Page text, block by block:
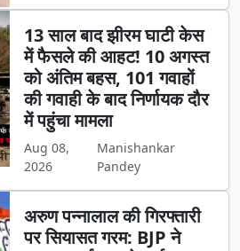
13 साल बाद झीरम घाटी केस
में फैसले की आहट! 10 अगस्त
को अंतिम बहस, 101 गवाहों
की गवाही के बाद निर्णायक दौर
में पहुंचा मामला
Aug 08,
2026
Manishankar
Pandey
अरुण पन्नालाल की गिरफ्तारी
पर सियासत गरम: BJP ने